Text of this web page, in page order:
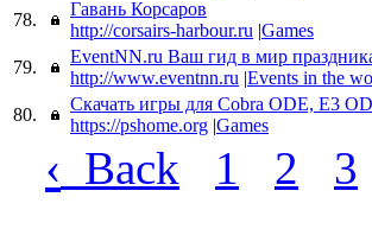
78.
Гавань Корсаров
http://corsairs-harbour.ru |Games
79.
EventNN.ru Ваш гид в мир
http://www.eventnn.ru |Events in the
80.
Скачать игры для Cobra ODE, E3
https://pshome.org |Games
‹ Back 1 2 3